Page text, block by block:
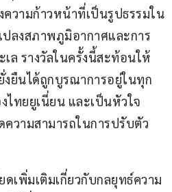
ความก้าวหน้าที่เป็นรูปธรรมใน
ลงสภาพภูมิอากาศและการ
ล รางวัลในครั้งนี้สะท้อนให้
ยืนได้ถูกบูรณาการอยู่ในทุก
ไทยยูเนี่ยน และเป็นหัวใจ
ความสามารถในการปรับตัว
ดเพิ่มเติมเกี่ยวกับกลยุทธ์ความ